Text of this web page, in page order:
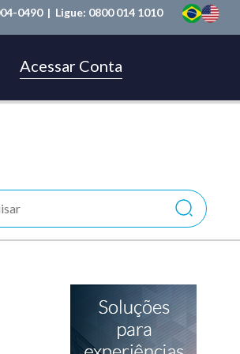
0490 | Ligue: 0800 014 1010
Acessar Conta